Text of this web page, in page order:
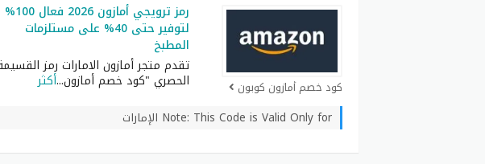
كود خصم أمازون كوبون
رمز ترويجي أمازون 2026 فعال 100%
لتوفير حتى 40% على مستلزمات
المطبخ
تقدم متجر أمازون الامارات رمز
الحصري "كود خصم أمازون...أكثر
Note: This Code is Valid Only for الإمارات